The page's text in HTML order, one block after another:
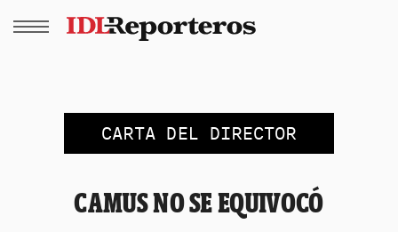
CARTA DEL DIRECTOR
CAMUS NO SE EQUIVOCÓ